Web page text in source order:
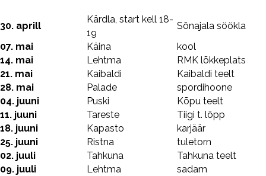
30. aprill
Kärdla, start kell 18-
19
Sõnajala söökla
07. mai
Käina
kool
14. mai
Lehtma
RMK lõkkeplats
21. mai
Kaibaldi
Kaibaldi teelt
28. mai
Palade
spordihoone
04. juuni
Puski
Kõpu teelt
11. juuni
Tareste
Tiigi t. lõpp
18. juuni
Kapasto
karjäär
25. juuni
Ristna
tuletorn
02. juuli
Tahkuna
Tahkuna teelt
09. juuli
Lehtma
sadam